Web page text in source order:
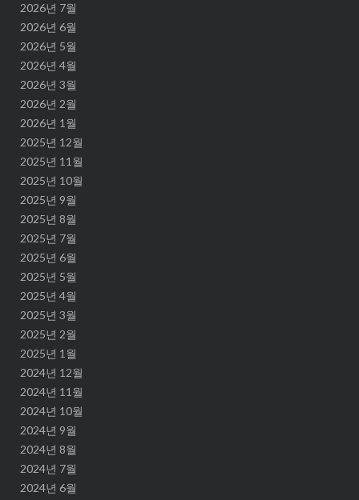
2026년 7월
2026년 6월
2026년 5월
2026년 4월
2026년 3월
2026년 2월
2026년 1월
2025년 12월
2025년 11월
2025년 10월
2025년 9월
2025년 8월
2025년 7월
2025년 6월
2025년 5월
2025년 4월
2025년 3월
2025년 2월
2025년 1월
2024년 12월
2024년 11월
2024년 10월
2024년 9월
2024년 8월
2024년 7월
2024년 6월